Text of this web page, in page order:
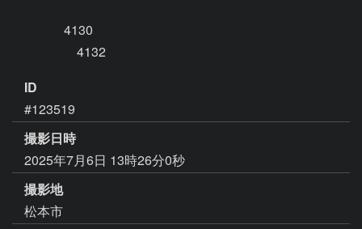
4130
4132
ID
#123519
撮影日時
2025年7月6日 13時26分0秒
撮影地
松本市